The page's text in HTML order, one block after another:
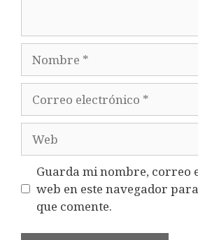
Nombre
electrónico
Guarda mi nombre, correo
web en este navegador
que comente.